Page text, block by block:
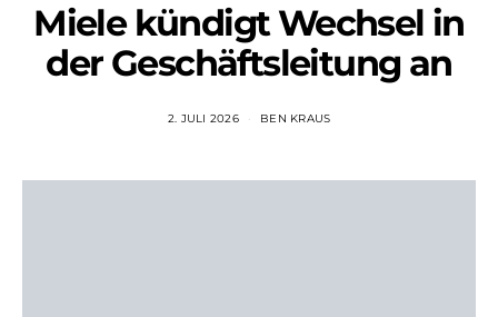
Miele kündigt Wechsel in
der Geschäftsleitung an
2. JULI 2026 BEN KRAUS